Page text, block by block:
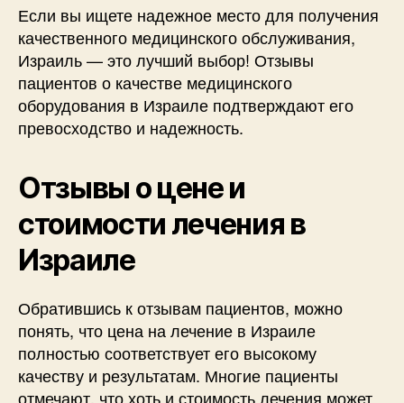
Если вы ищете надежное место для получения
качественного медицинского обслуживания,
Израиль — это лучший выбор! Отзывы
пациентов о качестве медицинского
оборудования в Израиле подтверждают его
превосходство и надежность.
Отзывы о цене и
стоимости лечения в
Израиле
Обратившись к отзывам пациентов, можно
понять, что цена на лечение в Израиле
полностью соответствует его высокому
качеству и результатам. Многие пациенты
отмечают, что хоть и стоимость лечения может